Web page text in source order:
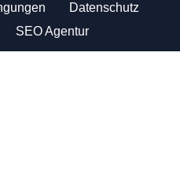
Datenschutz
SEO Agentur